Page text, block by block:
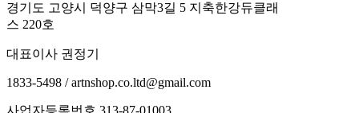
경기도 고양시 덕양구 삼막3길 5 지축한강듀클래
스 220호
대표이사 권정기
1833-5498 / artnshop.co.ltd@gmail.com